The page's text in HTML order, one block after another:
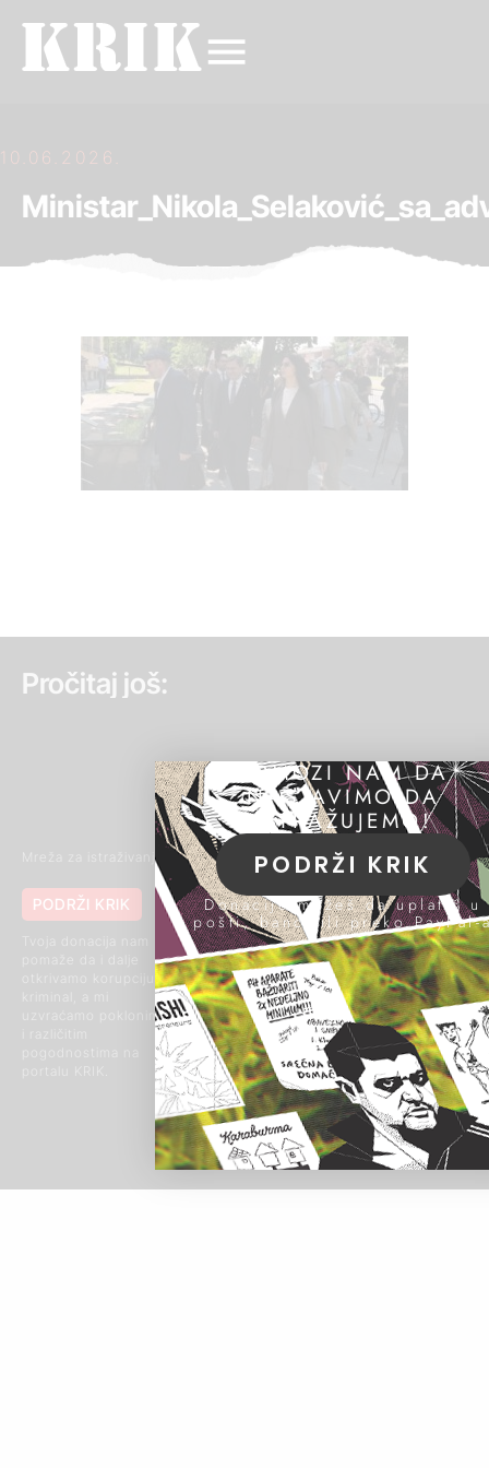
10.06.2026.
Pročitaj još:
Mreža za istraživanje kriminala i korupcije
© 2024 Sva prava
zadržana
011 420 43 04
062 85 03 266
(Signal)
Makenzijeva 46, 11111
Beograd, Srbija
PODRŽI KRIK
otkrivamo korupciju i
kriminal, a mi
uzvraćamo poklonima
i različitim
pogodnostima na
portalu KRIK.
POMOZI NAM DA
NASTAVIMO DA
ISTRAŽUJEMO!
PODRŽI KRIK
Donacije možeš da uplatiš u
pošti, banci ili preko PayPal-